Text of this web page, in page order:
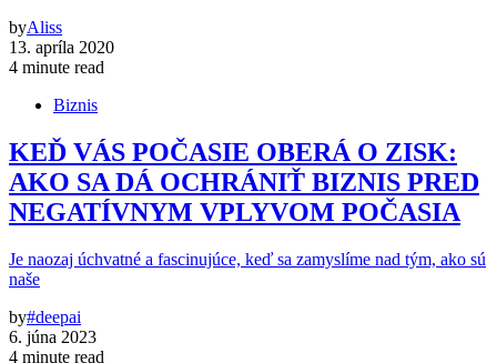
byAliss
13. apríla 2020
4 minute read
Biznis
KEĎ VÁS POČASIE OBERÁ O ZISK:
AKO SA DÁ OCHRÁNIŤ BIZNIS PRED
NEGATÍVNYM VPLYVOM POČASIA
Je naozaj úchvatné a fascinujúce, keď sa zamyslíme nad tým, ako sú
naše
by#deepai
6. júna 2023
4 minute read